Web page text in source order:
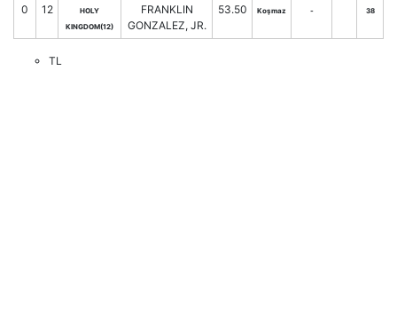
0 12
HOLY
KINGDOM(12)
FRANKLIN
GONZALEZ, JR.
53.50 Koşmaz - 38
TL